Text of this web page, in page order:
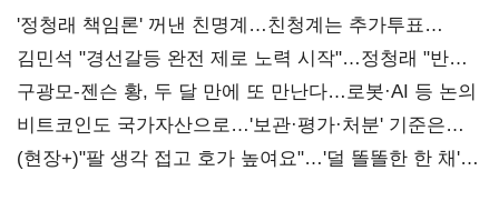
'정청래 책임론' 꺼낸 친명계…친청계는 추가투표
때리기
김민석 "경선갈등 완전 제로 노력 시작"…정청래 "반명
공세 사과부터 해야"
구광모-젠슨 황, 두 달 만에 또 만난다…로봇·AI 등 논의
비트코인도 국가자산으로…'보관·평가·처분' 기준은
숙제
(현장+)"팔 생각 접고 호가 높여요"…'덜 똘똘한 한 채'